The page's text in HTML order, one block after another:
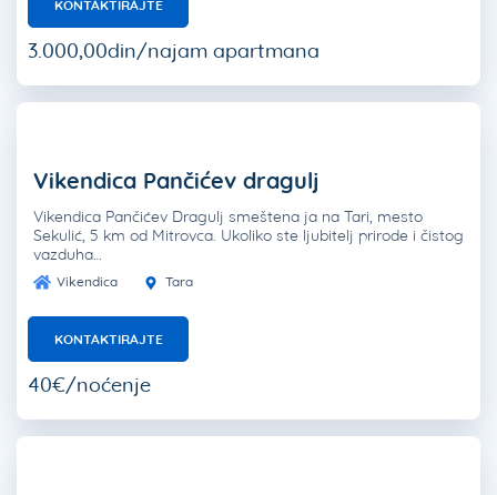
KONTAKTIRAJTE
3.000,00din/najam apartmana
Vikendica Pančićev dragulj
Vikendica Pančićev Dragulj smeštena ja na Tari, mesto
Sekulić, 5 km od Mitrovca. Ukoliko ste ljubitelj prirode i čistog
vazduha…
Vikendica Tara
KONTAKTIRAJTE
40€/noćenje